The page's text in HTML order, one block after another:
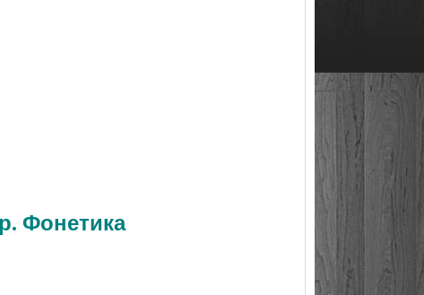
Фонетика